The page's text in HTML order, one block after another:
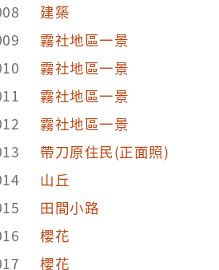
建築
霧社地區一景
霧社地區一景
霧社地區一景
霧社地區一景
帶刀原住民(正面照)
山丘
田間小路
櫻花
櫻花